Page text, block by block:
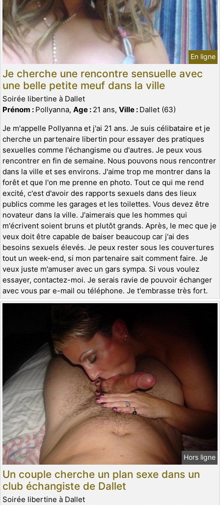
En ligne
Je cherche une rencontre sensuelle avec
une belle petite meuf dans la ville
Soirée libertine à Dallet
Prénom : Pollyanna, Age : 21 ans, Ville : Dallet (63)
Je m'appelle Pollyanna et j'ai 21 ans. Je suis célibataire et je
cherche un partenaire libertin pour essayer des pratiques
sexuelles comme l'échangisme ou d'autres. Je peux vous
rencontrer en fin de semaine. Nous pouvons nous rencontrer
dans la ville et ses environs. J'aime trop me montrer dans la
forêt et que l'on me prenne en photo. Tout ce qui me rend
excité, c'est d'avoir des rapports sexuels dans des lieux
publics comme les garages et les toilettes. Vous devez être
novateur dans la ville. J'aimerais que les hommes qui
m'écrivent soient bruns et plutôt grands. Après, le mec que je
veux doit être capable de baiser beaucoup car j'ai des
besoins sexuels élevés. Je peux rester sous les couvertures
tout un week-end, si mon partenaire sait comment faire. Je
veux juste m'amuser avec un gars sympa. Si vous voulez
essayer, contactez-moi. Je serais ravie de pouvoir échanger
avec vous par e-mail ou téléphone. Je t'embrasse très fort.
Hors ligne
Un couple cherche un plan sexe dans un
club échangiste de Dallet
Soirée libertine à Dallet